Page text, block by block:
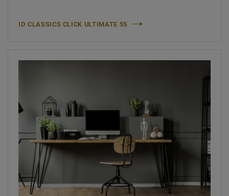
ID CLASSICS CLICK ULTIMATE 55